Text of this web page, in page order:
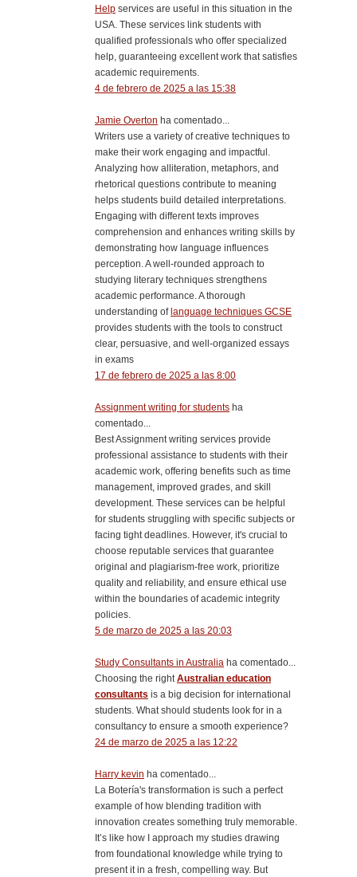
Help services are useful in this situation in the
USA. These services link students with
qualified professionals who offer specialized
help, guaranteeing excellent work that satisfies
academic requirements.
4 de febrero de 2025 a las 15:38
Jamie Overton ha comentado...
Writers use a variety of creative techniques to
make their work engaging and impactful.
Analyzing how alliteration, metaphors, and
rhetorical questions contribute to meaning
helps students build detailed interpretations.
Engaging with different texts improves
comprehension and enhances writing skills by
demonstrating how language influences
perception. A well-rounded approach to
studying literary techniques strengthens
academic performance. A thorough
understanding of language techniques GCSE
provides students with the tools to construct
clear, persuasive, and well-organized essays
in exams
17 de febrero de 2025 a las 8:00
Assignment writing for students ha
comentado...
Best Assignment writing services provide
professional assistance to students with their
academic work, offering benefits such as time
management, improved grades, and skill
development. These services can be helpful
for students struggling with specific subjects or
facing tight deadlines. However, it's crucial to
choose reputable services that guarantee
original and plagiarism-free work, prioritize
quality and reliability, and ensure ethical use
within the boundaries of academic integrity
policies.
5 de marzo de 2025 a las 20:03
Study Consultants in Australia ha comentado...
Choosing the rightAustralian education
consultants is a big decision for international
students. What should students look for in a
consultancy to ensure a smooth experience?
24 de marzo de 2025 a las 12:22
Harry kevin ha comentado...
La Botería's transformation is such a perfect
example of how blending tradition with
innovation creates something truly memorable.
It’s like how I approach my studies drawing
from foundational knowledge while trying to
present it in a fresh, compelling way. But